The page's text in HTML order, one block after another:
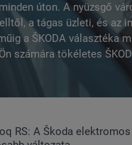
úton. A nyüzsgő
a tágas üzleti, és az
a ŠKODA választéka
számára tökéletes
RS: A Škoda